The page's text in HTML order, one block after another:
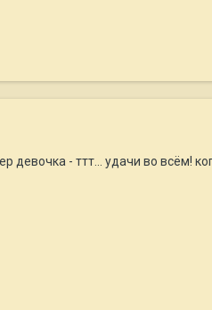
- ттт... удачи во всём!